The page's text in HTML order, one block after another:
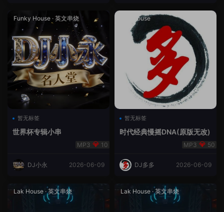
Funky House · 英文串烧
暂无标签
世界杯专辑小串
10
DJ小永 2026-06-09
成都House
暂无标签
时代经典慢摇DNA(原版无改)
50
DJ多多 2026-06-09
Lak House ·英文串烧 Lak House ·英文串烧